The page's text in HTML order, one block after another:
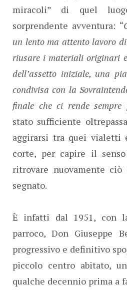
miracoli” di quel
sorprendente avventura: “
un lento ma attento lavoro
riusare i materiali originari
dell’assetto iniziale, una
condivisa con la
finale che ci rende sempre
stato sufficiente
aggirarsi tra quei vialetti
corte, per capire il
ritrovare nuovamente
segnato.
È infatti dal 1951, con
parroco, Don Giuseppe
progressivo e definitivo
piccolo centro abitato,
qualche decennio prima a